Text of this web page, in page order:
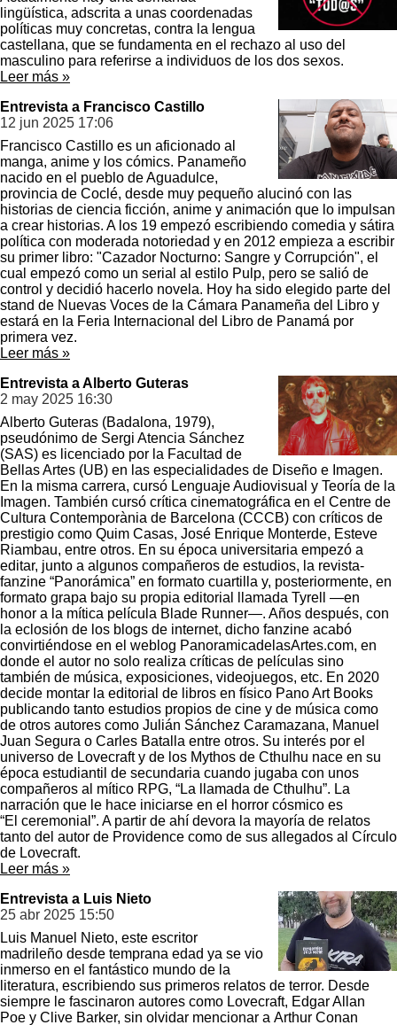
lingüística, adscrita a unas coordenadas
políticas muy concretas, contra la lengua
castellana, que se fundamenta en el rechazo al uso del
masculino para referirse a individuos de los dos sexos.
Leer más »
Entrevista a Francisco Castillo
12 jun 2025 17:06
Francisco Castillo es un aficionado al
manga, anime y los cómics. Panameño
nacido en el pueblo de Aguadulce,
provincia de Coclé, desde muy pequeño alucinó con las
historias de ciencia ficción, anime y animación que lo impulsan
a crear historias. A los 19 empezó escribiendo comedia y sátira
política con moderada notoriedad y en 2012 empieza a escribir
su primer libro: "Cazador Nocturno: Sangre y Corrupción", el
cual empezó como un serial al estilo Pulp, pero se salió de
control y decidió hacerlo novela. Hoy ha sido elegido parte del
stand de Nuevas Voces de la Cámara Panameña del Libro y
estará en la Feria Internacional del Libro de Panamá por
primera vez.
Leer más »
Entrevista a Alberto Guteras
2 may 2025 16:30
Alberto Guteras (Badalona, 1979),
pseudónimo de Sergi Atencia Sánchez
(SAS) es licenciado por la Facultad de
Bellas Artes (UB) en las especialidades de Diseño e Imagen.
En la misma carrera, cursó Lenguaje Audiovisual y Teoría de la
Imagen. También cursó crítica cinematográfica en el Centre de
Cultura Contemporània de Barcelona (CCCB) con críticos de
prestigio como Quim Casas, José Enrique Monterde, Esteve
Riambau, entre otros. En su época universitaria empezó a
editar, junto a algunos compañeros de estudios, la revista-
fanzine “Panorámica” en formato cuartilla y, posteriormente, en
formato grapa bajo su propia editorial llamada Tyrell ―en
honor a la mítica película Blade Runner―. Años después, con
la eclosión de los blogs de internet, dicho fanzine acabó
convirtiéndose en el weblog PanoramicadelasArtes.com, en
donde el autor no solo realiza críticas de películas sino
también de música, exposiciones, videojuegos, etc. En 2020
decide montar la editorial de libros en físico Pano Art Books
publicando tanto estudios propios de cine y de música como
de otros autores como Julián Sánchez Caramazana, Manuel
Juan Segura o Carles Batalla entre otros. Su interés por el
universo de Lovecraft y de los Mythos de Cthulhu nace en su
época estudiantil de secundaria cuando jugaba con unos
compañeros al mítico RPG, “La llamada de Cthulhu”. La
narración que le hace iniciarse en el horror cósmico es
“El ceremonial”. A partir de ahí devora la mayoría de relatos
tanto del autor de Providence como de sus allegados al Círculo
de Lovecraft.
Leer más »
Entrevista a Luis Nieto
25 abr 2025 15:50
Luis Manuel Nieto, este escritor
madrileño desde temprana edad ya se vio
inmerso en el fantástico mundo de la
literatura, escribiendo sus primeros relatos de terror. Desde
siempre le fascinaron autores como Lovecraft, Edgar Allan
Poe y Clive Barker, sin olvidar mencionar a Arthur Conan